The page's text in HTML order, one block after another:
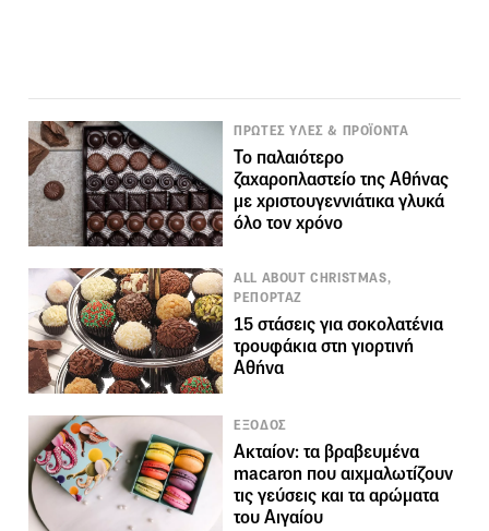
ΠΡΩΤΕΣ ΥΛΕΣ & ΠΡΟΪΟΝΤΑ
Το παλαιότερο
ζαχαροπλαστείο της Αθήνας
με χριστουγεννιάτικα γλυκά
όλο τον χρόνο
ALL ABOUT CHRISTMAS,
ΡΕΠΟΡΤΑΖ
15 στάσεις για σοκολατένια
τρουφάκια στη γιορτινή
Αθήνα
ΕΞΟΔΟΣ
Ακταίον: τα βραβευμένα
macaron που αιχμαλωτίζουν
τις γεύσεις και τα αρώματα
του Αιγαίου